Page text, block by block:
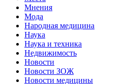
Мнения
Мода
Народная медицина
Наука
Наука и техника
Недвижимость
Новости
Новости ЗОЖ
Новости медицины